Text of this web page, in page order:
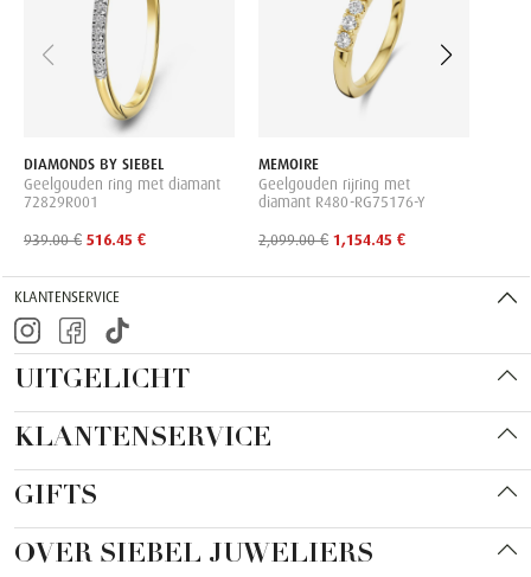
DIAMONDS BY SIEBEL
Geelgouden ring met diamant
72829R001
939.00 € 516.45 €
MEMOIRE
Geelgouden rijring met
diamant R480-RG75176-Y
2,099.00 € 1,154.45 €
KLANTENSERVICE
UITGELICHT
KLANTENSERVICE
GIFTS
OVER SIEBEL JUWELIERS